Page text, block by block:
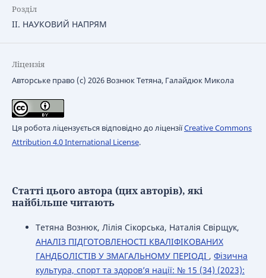
Розділ
IІ. НАУКОВИЙ НАПРЯМ
Ліцензія
Авторське право (c) 2026 Вознюк Тетяна, Галайдюк Микола
Ця робота ліцензується відповідно до ліцензіїCreative Commons
Attribution 4.0 International License.
Статті цього автора (цих авторів), які
найбільше читають
Тетяна Вознюк, Лілія Сікорська, Наталія Свірщук,
АНАЛІЗ ПІДГОТОВЛЕНОСТІ КВАЛІФІКОВАНИХ
ГАНДБОЛІСТІВ У ЗМАГАЛЬНОМУ ПЕРІОДІ , Фізична
культура, спорт та здоров’я нації: № 15 (34) (2023):